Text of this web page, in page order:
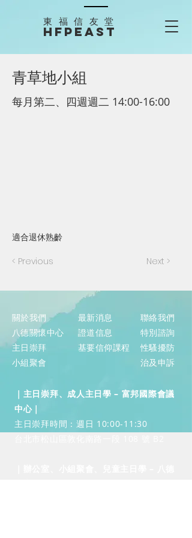
HFPEAST
​東福信友堂
青草地小組
每月第二、四週週二 14:00-16:00
適合退休熟齡
< Previous Next >
關於我們
八德關懷中心
主日崇拜
小組聚會
​最新消息
證道信息
基要信仰課程
聯絡我們
​特別諮詢
性騷擾防
治及申訴
｜主日崇拜、成人主日學 – 富邦國際會議
中心｜
​主日崇拜時間：週日 10:00-11:30